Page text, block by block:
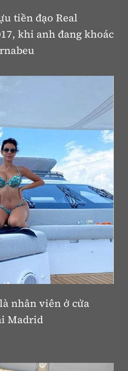
tiền đạo Real
khi anh đang khoác
nhân viên ở cửa
Madrid